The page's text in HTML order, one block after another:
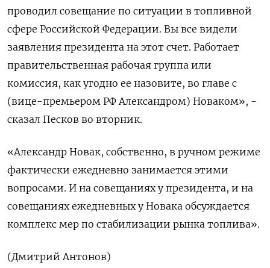
проводил совещание по ситуации в топливной
сфере Российской Федерации. Вы все видели
заявления президента на этот счет. Работает
правительственная рабочая группа или
комиссия, как угодно ее назовите, во ​главе с
(вице-премьером ⁠РФ Александром) Новаком», -
сказал Песков во вторник.
«Александр Новак, собственно, в ручном ‌режиме
фактически ежедневно занимается этими
вопросами. ‌И на совещаниях у президента, и на
совещаниях ежедневных ​у Новака обсуждается
комплекс мер по ‌стабилизации рынка топлива».
(Дмитрий Антонов)